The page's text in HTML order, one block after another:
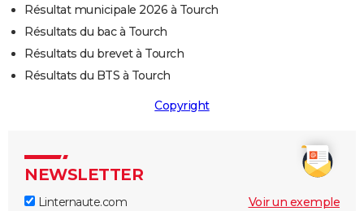
Résultat municipale 2026 à Tourch
Résultats du bac à Tourch
Résultats du brevet à Tourch
Résultats du BTS à Tourch
Copyright
NEWSLETTER
Linternaute.com Voir un exemple